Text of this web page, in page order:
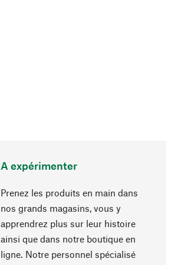
A expérimenter
Prenez les produits en main dans
nos grands magasins, vous y
apprendrez plus sur leur histoire
ainsi que dans notre boutique en
ligne. Notre personnel spécialisé